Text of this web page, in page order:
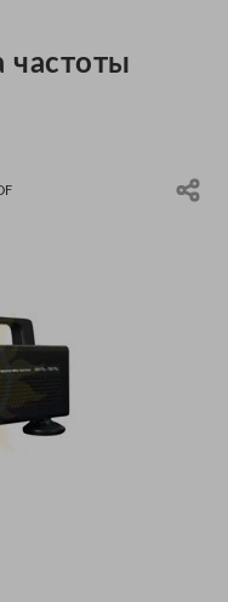
частоты